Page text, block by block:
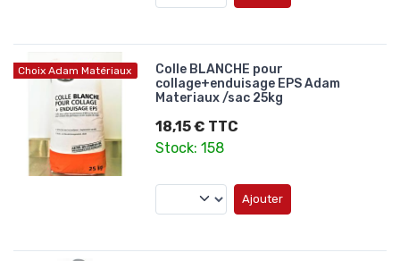
Choix Adam Matériaux
Colle BLANCHE pour
collage+enduisage EPS Adam
Materiaux /sac 25kg
18,15 € TTC
Stock: 158
Ajouter